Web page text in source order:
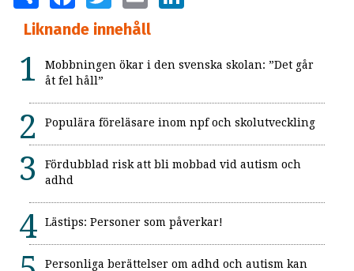
Liknande innehåll
Mobbningen ökar i den svenska skolan: ”Det går
åt fel håll”
Populära föreläsare inom npf och skolutveckling
Fördubblad risk att bli mobbad vid autism och
adhd
Lästips: Personer som påverkar!
Personliga berättelser om adhd och autism kan